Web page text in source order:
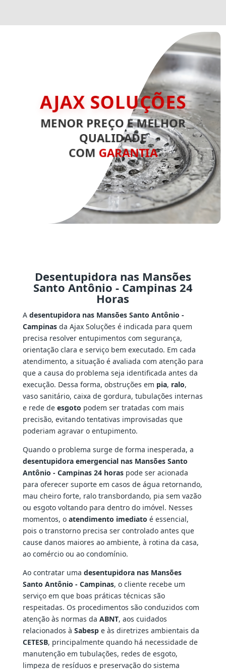
AJAX SOLUÇÕES
MENOR PREÇO E MELHOR
QUALIDADE
COM GARANTIA
Desentupidora nas Mansões
Santo Antônio - Campinas 24
Horas
A desentupidora nas Mansões Santo Antônio -
Campinasda Ajax Soluções é indicada para quem
precisa resolver entupimentos com segurança,
orientação clara e serviço bem executado. Em cada
atendimento, a situação é avaliada com atenção para
que a causa do problema seja identificada antes da
execução. Dessa forma, obstruções em pia, ralo,
vaso sanitário, caixa de gordura, tubulações internas
e rede de esgoto podem ser tratadas com mais
precisão, evitando tentativas improvisadas que
poderiam agravar o entupimento.
Quando o problema surge de forma inesperada, a
desentupidora emergencial nas Mansões Santo
Antônio - Campinas 24 horaspode ser acionada
para oferecer suporte em casos de água retornando,
mau cheiro forte, ralo transbordando, pia sem vazão
ou esgoto voltando para dentro do imóvel. Nesses
momentos, o atendimento imediato é essencial,
pois o transtorno precisa ser controlado antes que
cause danos maiores ao ambiente, à rotina da casa,
ao comércio ou ao condomínio.
Ao contratar uma desentupidora nas Mansões
Santo Antônio - Campinas, o cliente recebe um
serviço em que boas práticas técnicas são
respeitadas. Os procedimentos são conduzidos com
atenção às normas da ABNT, aos cuidados
relacionados à Sabespe às diretrizes ambientais da
CETESB, principalmente quando há necessidade de
manutenção em tubulações, redes de esgoto,
limpeza de resíduos e preservação do sistema